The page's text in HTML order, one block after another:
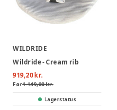
WILDRIDE
Wildride - Cream rib
919,20 kr.
Før1.149,00 kr.
Lagerstatus